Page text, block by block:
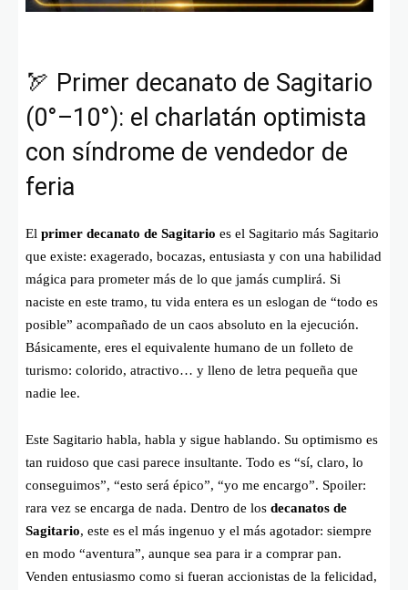
🏹 Primer decanato de Sagitario
(0°–10°): el charlatán optimista
con síndrome de vendedor de
feria
El primer decanato de Sagitario es el Sagitario más Sagitario
que existe: exagerado, bocazas, entusiasta y con una habilidad
mágica para prometer más de lo que jamás cumplirá. Si
naciste en este tramo, tu vida entera es un eslogan de “todo es
posible” acompañado de un caos absoluto en la ejecución.
Básicamente, eres el equivalente humano de un folleto de
turismo: colorido, atractivo… y lleno de letra pequeña que
nadie lee.
Este Sagitario habla, habla y sigue hablando. Su optimismo es
tan ruidoso que casi parece insultante. Todo es “sí, claro, lo
conseguimos”, “esto será épico”, “yo me encargo”. Spoiler:
rara vez se encarga de nada. Dentro de los decanatos de
Sagitario, este es el más ingenuo y el más agotador: siempre
en modo “aventura”, aunque sea para ir a comprar pan.
Venden entusiasmo como si fueran accionistas de la felicidad,